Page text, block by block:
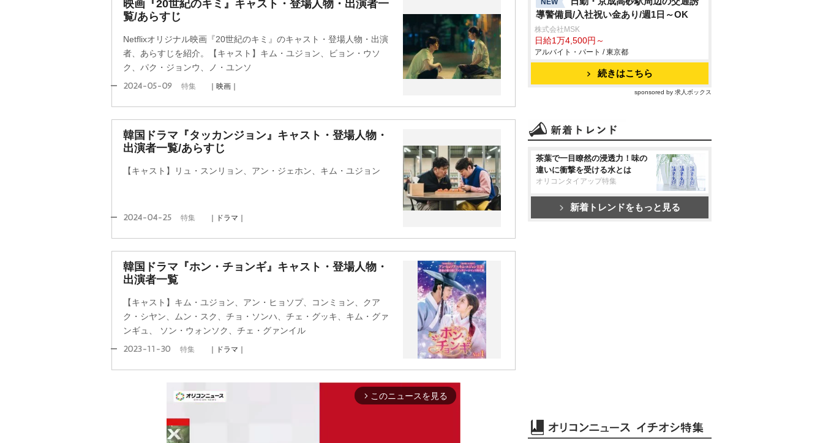
映画『20世紀のキミ』キャスト・登場人物・出演者一
覧/あらすじ
Netflixオリジナル映画『20世紀のキミ』のキャスト・登場人物・出演
者、あらすじを紹介。【キャスト】キム・ユジョン、ビョン・ウソ
ク、パク・ジョンウ、ノ・ユンソ
2024-05-09 特集 ｜映画｜
韓国ドラマ『タッカンジョン』キャスト・登場人物・
出演者一覧/あらすじ
【キャスト】リュ・スンリョン、アン・ジェホン、キム・ユジョン
2024-04-25 特集 ｜ドラマ｜
韓国ドラマ『ホン・チョンギ』キャスト・登場人物・
出演者一覧
【キャスト】キム・ユジョン、アン・ヒョソプ、コンミョン、クア
ク・シヤン、ムン・スク、チョ・ソンハ、チェ・グッキ、キム・グァ
ンギュ、 ソン・ウォンソク、チェ・グァンイル
2023-11-30 特集 ｜ドラマ｜
arrow_forward_ios このニュースを見る
NEW
導警備員/入社祝い金あり/週1日～OK
株式会社MSK
日給1万4,500円～
アルバイト・パート / 東京都
続きはこちら
sponsored by 求人ボックス
茶葉で一目瞭然の浸透力！味の
違いに衝撃を受ける水とは
オリコンタイアップ特集
新着トレンドをもっと見る